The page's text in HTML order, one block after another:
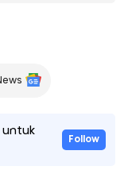
untuk
Follow